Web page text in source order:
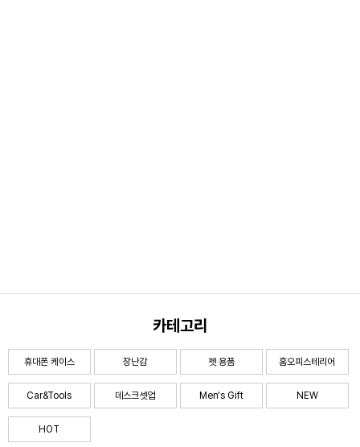
카테고리
휴대폰 케이스 장난감 펫 용품 홈오피스테리어
Car&Tools 데스크셋업 Men‘s Gift NEW
HOT